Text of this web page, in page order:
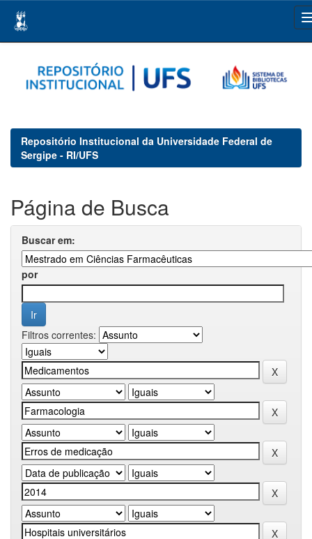
navigation
Repositório Institucional da Universidade Federal de
Sergipe - RI/UFS
Página de Busca
Buscar em:
por
Filtros correntes: